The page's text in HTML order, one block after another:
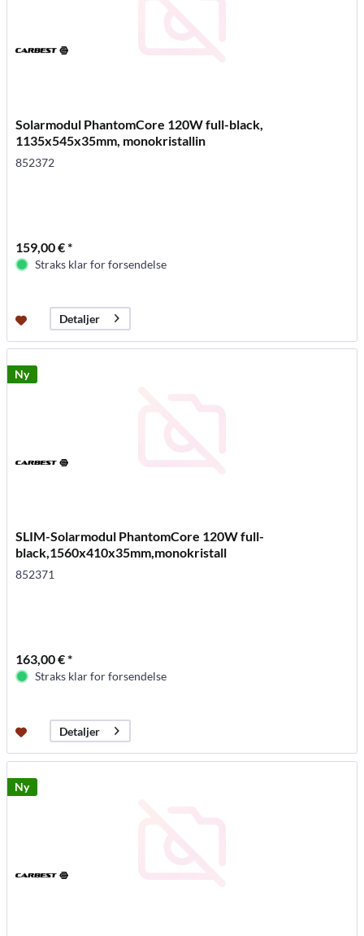
Solarmodul PhantomCore 120W full-black,
1135x545x35mm, monokristallin
852372
159,00 € *
Straks klar for forsendelse
Detaljer
Ny
SLIM-Solarmodul PhantomCore 120W full-
black,1560x410x35mm,monokristall
852371
163,00 € *
Straks klar for forsendelse
Detaljer
Ny